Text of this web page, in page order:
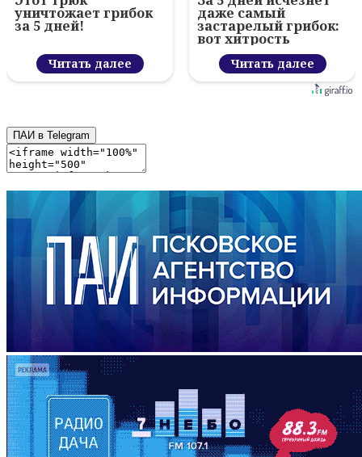
уничтожает грибок
за 5 дней!
Читать далее
даже самый
застарелый грибок:
вот хитрость
Читать далее
ПАИ в Telegram